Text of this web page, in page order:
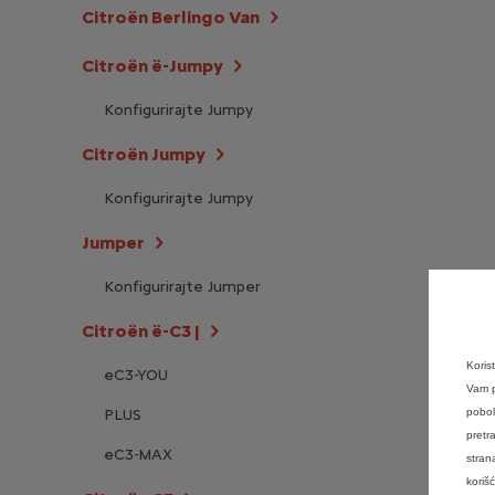
Citroën Berlingo Van
Citroën ë-Jumpy
Konfigurirajte Jumpy
Citroën Jumpy
Konfigurirajte Jumpy
Jumper
Konfigurirajte Jumper
Citroën ë-C3 |
eC3-YOU
PLUS
eC3-MAX
Vam